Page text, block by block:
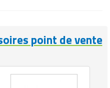
point de vente